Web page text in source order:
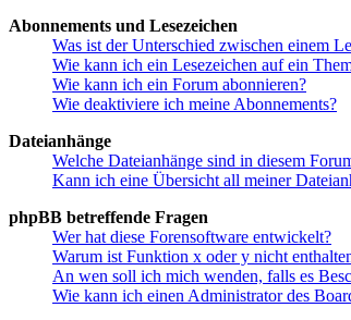
Abonnements und Lesezeichen
Was ist der Unterschied zwischen einem
Wie kann ich ein Lesezeichen auf ein
Wie kann ich ein Forum abonnieren?
Wie deaktiviere ich meine Abonnements?
Dateianhänge
Welche Dateianhänge sind in diesem
Kann ich eine Übersicht all meiner
phpBB betreffende Fragen
Wer hat diese Forensoftware entwickelt?
Warum ist Funktion x oder y nicht
An wen soll ich mich wenden, falls es
Wie kann ich einen Administrator des